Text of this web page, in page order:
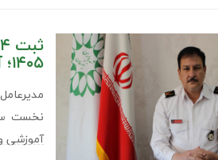
۱۴۰۵؛ آتش‌نشانی رفسنجان آموزش و ایمنی را در اولویت قرار داد
آموزشی